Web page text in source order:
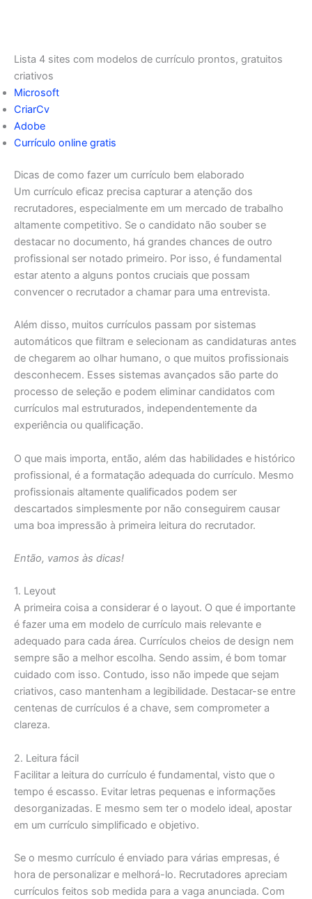
Lista 4 sites com modelos de currículo prontos, gratuitos
criativos
Microsoft
CriarCv
Adobe
Currículo online gratis
Dicas de como fazer um currículo bem elaborado
Um currículo eficaz precisa capturar a atenção dos
recrutadores, especialmente em um mercado de trabalho
altamente competitivo. Se o candidato não souber se
destacar no documento, há grandes chances de outro
profissional ser notado primeiro. Por isso, é fundamental
estar atento a alguns pontos cruciais que possam
convencer o recrutador a chamar para uma entrevista.
Além disso, muitos currículos passam por sistemas
automáticos que filtram e selecionam as candidaturas antes
de chegarem ao olhar humano, o que muitos profissionais
desconhecem. Esses sistemas avançados são parte do
processo de seleção e podem eliminar candidatos com
currículos mal estruturados, independentemente da
experiência ou qualificação.
O que mais importa, então, além das habilidades e histórico
profissional, é a formatação adequada do currículo. Mesmo
profissionais altamente qualificados podem ser
descartados simplesmente por não conseguirem causar
uma boa impressão à primeira leitura do recrutador.
Então, vamos às dicas!
1. Leyout
A primeira coisa a considerar é o layout. O que é importante
é fazer uma em modelo de currículo mais relevante e
adequado para cada área. Currículos cheios de design nem
sempre são a melhor escolha. Sendo assim, é bom tomar
cuidado com isso. Contudo, isso não impede que sejam
criativos, caso mantenham a legibilidade. Destacar-se entre
centenas de currículos é a chave, sem comprometer a
clareza.
2. Leitura fácil
Facilitar a leitura do currículo é fundamental, visto que o
tempo é escasso. Evitar letras pequenas e informações
desorganizadas. E mesmo sem ter o modelo ideal, apostar
em um currículo simplificado e objetivo.
Se o mesmo currículo é enviado para várias empresas, é
hora de personalizar e melhorá-lo. Recrutadores apreciam
currículos feitos sob medida para a vaga anunciada. Com